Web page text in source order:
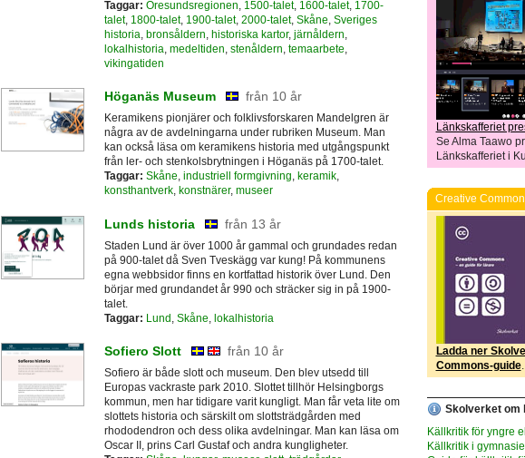
Taggar: Öresundsregionen, 1500-talet, 1600-talet, 1700-
talet, 1800-talet, 1900-talet, 2000-talet, Skåne, Sveriges
historia, bronsåldern, historiska kartor, järnåldern,
lokalhistoria, medeltiden, stenåldern, temaarbete,
vikingatiden
Höganäs Museum från 10 år
Keramikens pionjärer och folklivsforskaren Mandelgren är
några av de avdelningarna under rubriken Museum. Man
kan också läsa om keramikens historia med utgångspunkt
från ler- och stenkolsbrytningen i Höganäs på 1700-talet.
Taggar: Skåne, industriell formgivning, keramik,
konsthantverk, konstnärer, museer
Lunds historia från 13 år
Staden Lund är över 1000 år gammal och grundades redan
på 900-talet då Sven Tveskägg var kung! På kommunens
egna webbsidor finns en kortfattad historik över Lund. Den
börjar med grundandet år 990 och sträcker sig in på 1900-
talet.
Taggar: Lund, Skåne, lokalhistoria
Sofiero Slott från 10 år
Sofiero är både slott och museum. Den blev utsedd till
Europas vackraste park 2010. Slottet tillhör Helsingborgs
kommun, men har tidigare varit kungligt. Man får veta lite om
slottets historia och särskilt om slottsträdgården med
rhododendron och dess olika avdelningar. Man kan läsa om
Oscar II, prins Carl Gustaf och andra kungligheter.
Länkskafferiet
Se Alma Taawo
Länkskafferiet i
Creative
Ladda ner
Commons-guide.
Skolverket om
Källkritik för yngre
Källkritik i